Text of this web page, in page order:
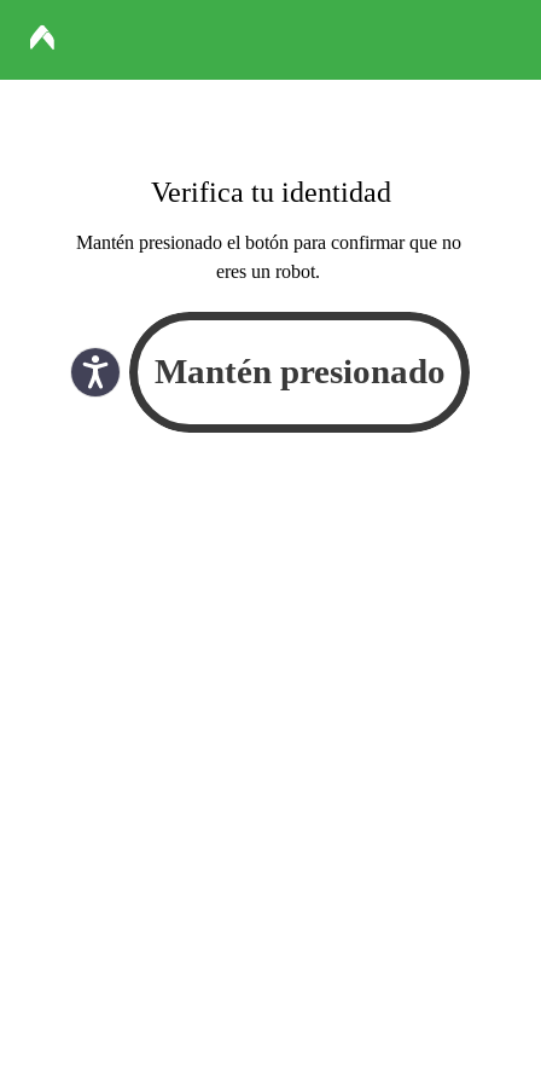
Verifica tu identidad
Mantén presionado el botón para confirmar que no
eres un robot.